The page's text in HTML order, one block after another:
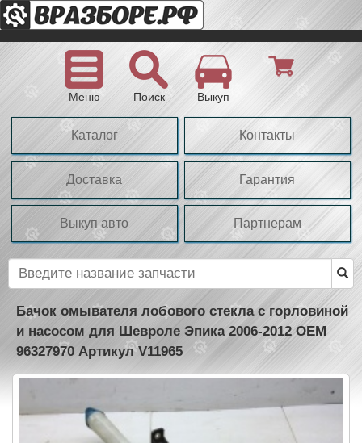
Меню Поиск Выкуп
Каталог Контакты
Доставка Гарантия
Выкуп авто Партнерам
Бачок омывателя лобового стекла с горловиной
и насосом для Шевроле Эпика 2006-2012 OEM
96327970 Артикул V11965